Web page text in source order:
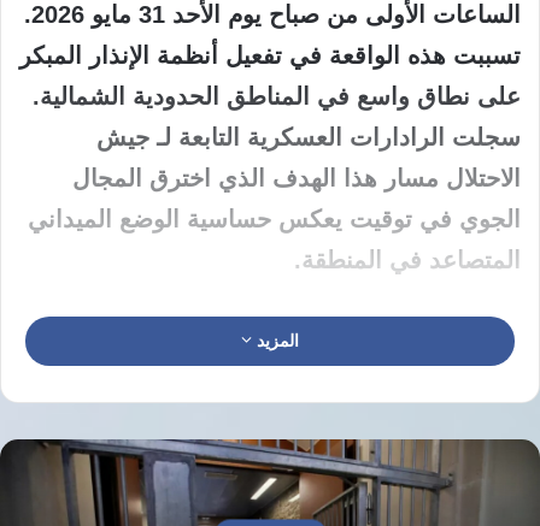
الساعات الأولى من صباح يوم الأحد 31 مايو 2026.
تسببت هذه الواقعة في تفعيل أنظمة الإنذار المبكر
على نطاق واسع في المناطق الحدودية الشمالية.
سجلت الرادارات العسكرية التابعة لـ جيش
الاحتلال مسار هذا الهدف الذي اخترق المجال
الجوي في توقيت يعكس حساسية الوضع الميداني
المتصاعد في المنطقة.
استنفرت الوحدات العسكرية المختصة في جيش
الاحتلال فور رصدها للاختراق الجوي للتعامل مع
هذه الظروف الأمنية. أعلن جيش الاحتلال رسميا
أن الحادث قد انتهى دون تقديم تفاصيل إضافية
المزيد